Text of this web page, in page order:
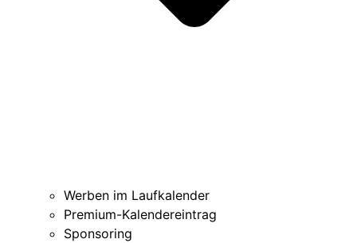
Werben im Laufkalender
Premium-Kalendereintrag
Sponsoring